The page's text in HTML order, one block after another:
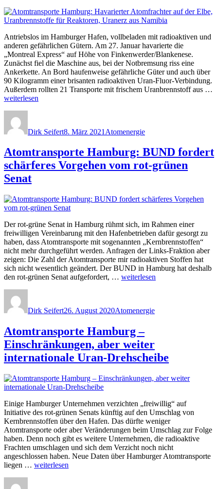
Antriebslos im Hamburger Hafen, vollbeladen mit radioaktiven und
anderen gefährlichen Gütern. Am 27. Januar havarierte die
„Montreal Express“ auf Höhe von Finkenwerder/Blankenese.
Zunächst fiel die Maschine aus, bei der Notbremsung riss eine
Ankerkette. An Bord haufenweise gefährliche Güter und auch über
90 Kilogramm einer brisanten radioaktiven Uran-Fluor-Verbindung.
Außerdem rollten 21 Transporte mit frischem Uranbrennstoff aus …
„Atomtransporte
Havarierter
Atomfrachter
auf
Elbe,
Uranbrennstoffe
für
Reaktoren,
Uranerz
aus
Namibia“
weiterlesen
Dirk Seifert8. März 2021 Atomenergie
Atomtransporte Hamburg: BUND fordert
schärferes Vorgehen vom rot-grünen
Senat
Der rot-grüne Senat in Hamburg rühmt sich, im Rahmen einer
freiwilligen Vereinbarung mit den Hafenbetrieben dafür gesorgt zu
haben, dass Atomtransporte mit sogenannten „Kernbrennstoffen“
nicht mehr durchgeführt werden. Anfragen der Links-Fraktion aber
zeigen: Die Zahl der Atomtransporte mir radioaktiven Stoffen hat
sich nicht wesentlich geändert. Der BUND in Hamburg hat deshalb
den rot-grünen Senat aufgefordert, … „Atomtransporte
schärferes
vom
rot-
grünen
Senat“
weiterlesen
Dirk Seifert26. August 2020Atomenergie
Atomtransporte Hamburg –
Einschränkungen, aber weiter
internationale Uran-Drehscheibe
Einige Hamburger Unternehmen verzichten „freiwillig“ auf
Initiative des rot-grünen Senats künftig auf den Umschlag von
Kernbrennstoffen über den Hafen. Das dürfte weniger
Atomtransporte oder aber Veränderungen beim Umschlag zur Folge
haben. Denn noch gibt es weitere Unternehmen, die radioaktive
Frachten umschlagen und sich dem Verzicht noch nicht
angeschlossen haben. Neue Daten über Hamburger Atomtransporte
liegen … „Atomtransporte
weiterlesen